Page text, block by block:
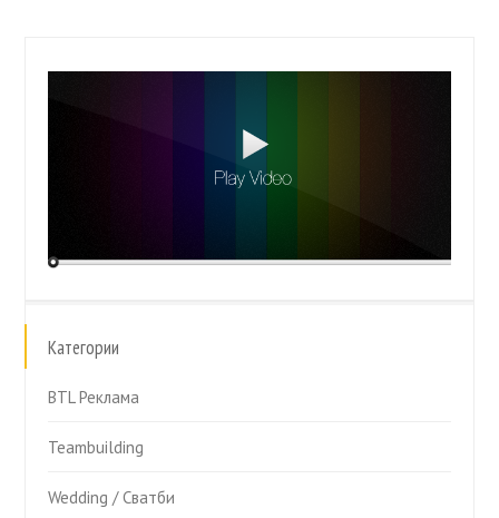
Категории
BTL Реклама
Teambuilding
Wedding / Сватби